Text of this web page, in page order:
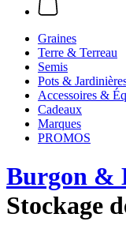
Graines
Terre & Terreau
Semis
Pots &
Accessoires &
Cadeaux
Marques
PROMOS
Burgon &
Stockage